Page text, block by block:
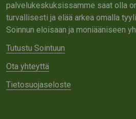
palvelukeskuksissamme saat olla
turvallisesti ja elää arkea omalla
Soinnun eloisaan ja moniääniseen
Tutustu Sointuun
Ota yhteyttä
Tietosuojaseloste